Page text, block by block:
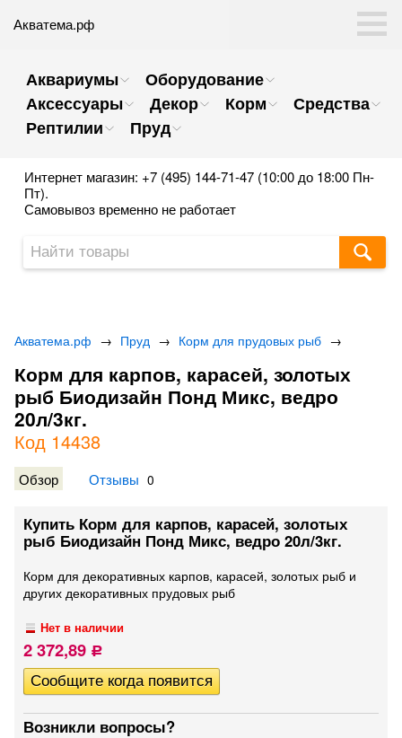
Акватема.рф
Аквариумы
Оборудование
Аксессуары
Декор Корм
Средства
Рептилии
Пруд
Интернет магазин: +7 (495) 144-71-47 (10:00 до 18:00 Пн-
Пт).
Самовывоз временно не работает
Акватема.рф → Пруд → Корм для прудовых рыб →
Корм для карпов, карасей, золотых
рыб Биодизайн Понд Микс, ведро
20л/3кг.
Код 14438
Обзор Отзывы 0
Купить Корм для карпов, карасей, золотых
рыб Биодизайн Понд Микс, ведро 20л/3кг.
Корм для декоративных карпов, карасей, золотых рыб и
других декоративных прудовых рыб
Нет в наличии
2 372,89 Р
Возникли вопросы?